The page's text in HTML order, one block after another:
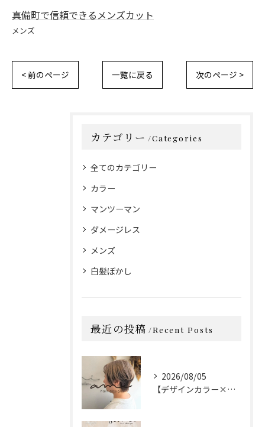
真備町で信頼できるメンズカット
メンズ
< 前のページ 一覧に戻る 次のページ >
カテゴリー Categories
全てのカテゴリー
カラー
マンツーマン
ダメージレス
メンズ
白髪ぼかし
最近の投稿 Recent Posts
2026/08/05
【デザインカラー×カット】